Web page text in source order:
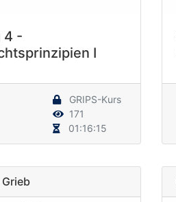
4 -
I
GRIPS-Kurs
171
01:16:15